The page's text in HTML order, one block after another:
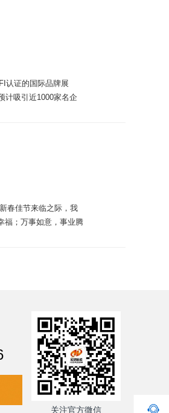
认证的国际品牌展
计吸引近1000家名企
春佳节来临之际，我
福；万事如意，事业腾
关注官方微信